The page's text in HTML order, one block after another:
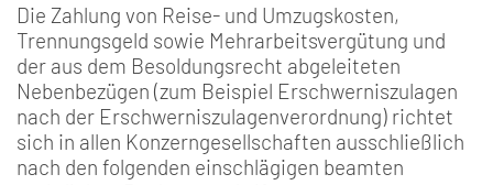
Die Zahlung von Reise- und Umzugskosten,
Trennungsgeld sowie Mehrarbeitsvergütung und
der aus dem Besoldungsrecht abgeleiteten
Nebenbezügen (zum Beispiel Erschwerniszulagen
nach der Erschwerniszulagenverordnung) richtet
sich in allen Konzerngesellschaften ausschließlich
nach den folgenden einschlägigen beamten